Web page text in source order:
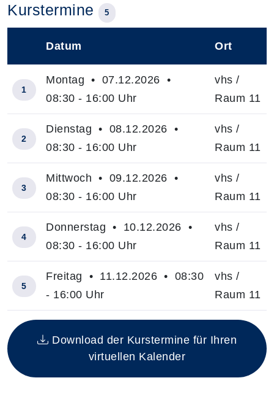
Kurstermine 5
Insgesamt gibt es 5 Termine zum diesen Kurs
Datum Ort
1
Montag • 07.12.2026 •
08:30 - 16:00 Uhr
vhs /
Raum 11
2
Dienstag • 08.12.2026 •
08:30 - 16:00 Uhr
vhs /
Raum 11
3
Mittwoch • 09.12.2026 •
08:30 - 16:00 Uhr
vhs /
Raum 11
4
Donnerstag • 10.12.2026 •
08:30 - 16:00 Uhr
vhs /
Raum 11
5
Freitag • 11.12.2026 • 08:30
- 16:00 Uhr
vhs /
Raum 11
Download der Kurstermine für Ihren
virtuellen Kalender